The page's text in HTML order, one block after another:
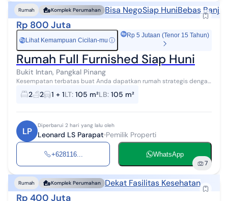
Rumah Komplek Perumahan Bisa NegoSiap HuniBebas Banjir
Rp 800 Juta
Rp Lihat Kemampuan Cicilan-mu ⓘ
Rp 5 Jutaan (Tenor 15 Tahun)
Rumah Full Furnished Siap Huni
Bukit Intan, Pangkal Pinang
Kesempatan terbatas buat Anda dapatkan rumah strategis dengan
return investasi tinggi di Bukit Intan, Pangkal Pinang. Rumah ini
menawarkan lokasi ...
2 2 1 + 1LT: 105 m²LB: 105 m²
LP
Diperbarui 2 hari yang lalu oleh
Leonard LS Parapat Pemilik Properti
+628116... WhatsApp
7
Rumah Komplek Perumahan Dekat Fasilitas Kesehatan
Rp 400 Juta